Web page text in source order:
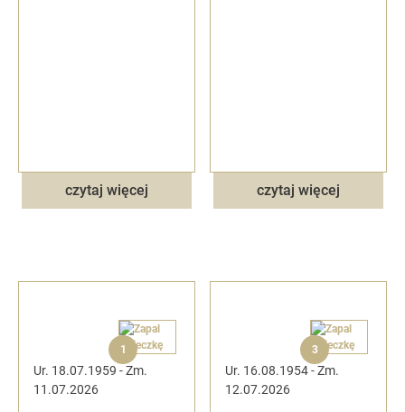
czytaj więcej czytaj więcej
1
Ur. 18.07.1959 -Zm.
11.07.2026
3
Ur. 16.08.1954-Zm.
12.07.2026